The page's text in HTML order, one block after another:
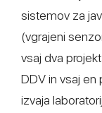
sistemov za
(vgrajeni
vsaj dva
DDV in vsaj en
izvaja